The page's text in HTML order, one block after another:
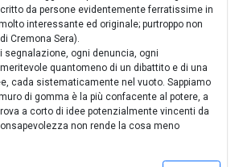
da persone evidentemente ferratissime in
interessante ed originale; purtroppo non
Cremona Sera).
segnalazione, ogni denuncia, ogni
quantomeno di un dibattito e di una
cada sistematicamente nel vuoto. Sappiamo
di gomma è la più confacente al potere, a
a corto di idee potenzialmente vincenti da
non rende la cosa meno